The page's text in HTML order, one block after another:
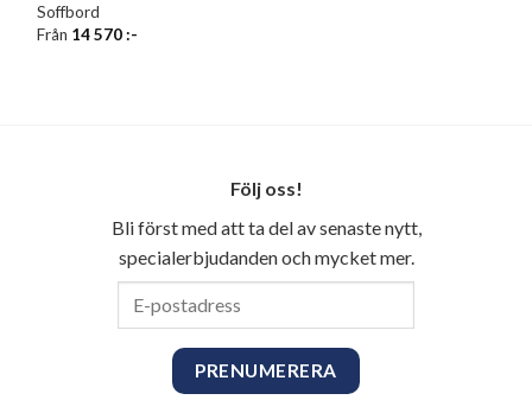
Soffbord
Från 14 570:-
Följ oss!
Bli först med att ta del av senaste nytt,
specialerbjudanden och mycket mer.